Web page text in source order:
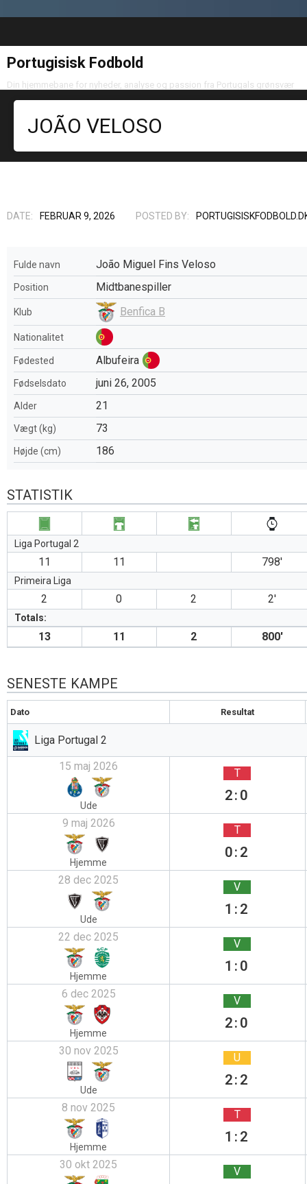
Portugisisk Fodbold
Din hjemmebane for nyheder, analyse og passion fra Portugals grønsvær
JOÃO VELOSO
DATE: FEBRUAR 9, 2026 POSTED BY:
Fulde navn João Miguel Fins Veloso
Position Midtbanespiller
Klub Benfica B
Nationalitet
Fødested Albufeira
Fødselsdato juni 26, 2005
Alder 21
Vægt (kg) 73
Højde (cm) 186
STATISTIK
Liga Portugal 2
11 11 798′
Primeira Liga
2 0 2 2′
Totals:
13 11 2 800′
SENESTE KAMPE
Dato Resultat
Liga Portugal 2
15 maj 2026
Ude
T
2:0
9 maj 2026
Hjemme
T
0:2
28 dec 2025
Ude
V
1:2
22 dec 2025
Hjemme
V
1:0
6 dec 2025
Hjemme
V
2:0
30 nov 2025
Ude
U
2:2
8 nov 2025
Hjemme
T
1:2
30 okt 2025 V